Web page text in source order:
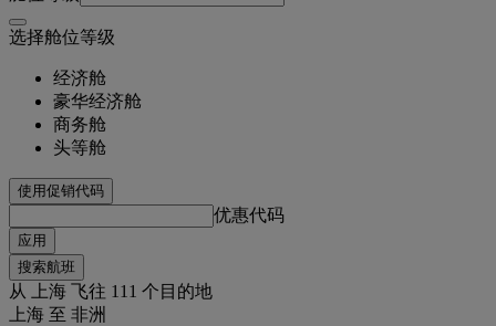
选择舱位等级
经济舱
豪华经济舱
商务舱
头等舱
使用促销代码
优惠代码
应用
搜索航班
从 上海 飞往 111 个目的地
上海 至 非洲